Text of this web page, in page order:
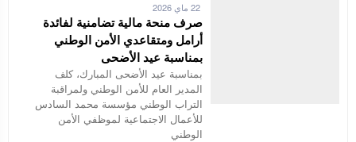
22 ماي 2026
صرف منحة مالية تضامنية لفائدة
أرامل ومتقاعدي الأمن الوطني
بمناسبة عيد الأضحى
بمناسبة عيد الأضحى المبارك، كلف
المدير العام للأمن الوطني ولمراقبة
التراب الوطني مؤسسة محمد السادس
للأعمال الاجتماعية لموظفي الأمن
الوطني